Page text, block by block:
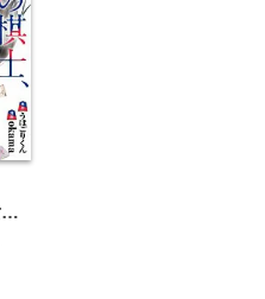
無冠の棋士、幼女に転生する【電子単行本】